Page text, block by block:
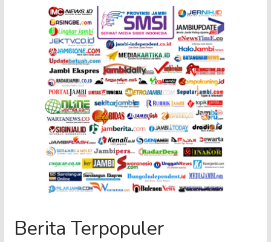
Berita Terpopuler